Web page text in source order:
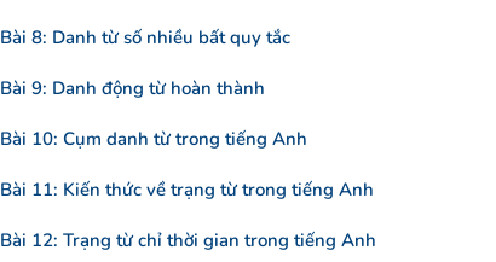
Bài 8: Danh từ số nhiều bất quy tắc
Bài 9: Danh động từ hoàn thành
Bài 10: Cụm danh từ trong tiếng Anh
Bài 11: Kiến thức về trạng từ trong tiếng Anh
Bài 12: Trạng từ chỉ thời gian trong tiếng Anh